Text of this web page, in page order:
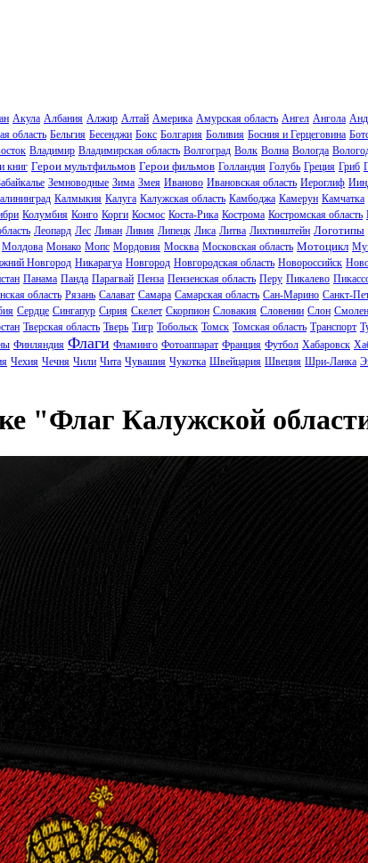
Акула Албания Алжир Алтай Америка Амурская область Ангел Ангола
область Бельгия Бесенджи Бокс Болгария Боливия Босния и Герцеговина
Владимир Владимирская область Волгоград Волк Волна Вологда
книг Герои мультфильмов Герои фильмов Голландия Голубь Греция Гриб
Земноводные Зима Змея Иваново Ивановская область Иероглиф
Калмыкия Калуга Калужская область Камбоджа Камерун Камчатка
Колумбия Конго Корги Космос Коста-Рика Кострома Костромская область
Леопард Лес Ливан Ливия Липецк Лиса Литва Лихтинштейн Логотипы
Молдова Монако Мопс Мордовия Москва Московская область Мотоцикл
Новгород Никарагуа Новгород Новгородская область Новороссийск
Панама Панда Парагвай Пенза Пензенская область Перу Пикалево
область Рязань Салават Самара Самарская область Сан-Марино Санкт-
Сердце Сингапур Сирия Скелет Скорпион Словакия Словении Слон
Тверская область Тверь Тигр Тобольск Томск Томская область Транспорт
Финляндия Флаги Фламинго Фотоаппарат Франция Футбол Хабаровск
Чехия Чечня Чили Чита Чувашия Чукотка Швейцария Швеция Шри-Ланка
"Флаг Калужской